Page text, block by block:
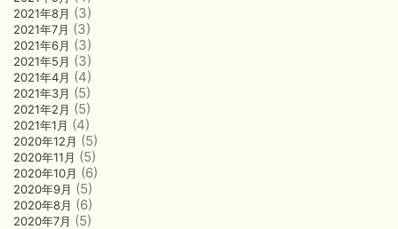
2021年8月 (3)
2021年7月 (3)
2021年6月 (3)
2021年5月 (3)
2021年4月 (4)
2021年3月 (5)
2021年2月 (5)
2021年1月 (4)
2020年12月 (5)
2020年11月 (5)
2020年10月 (6)
2020年9月 (5)
2020年8月 (6)
2020年7月 (5)